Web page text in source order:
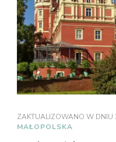
ZAKTUALIZOWANO W DNIU
MAŁOPOLSKA